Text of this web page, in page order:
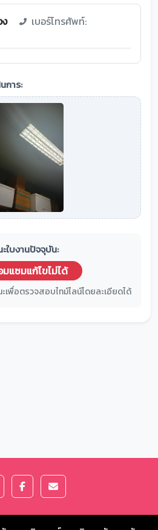
เบอร์โทรศัพท์:
การ:
ใบงานปัจจุบัน:
มแซมแก้ไขไม่ได้
เพื่อตรวจสอบไทม์ไลน์โดยละเอียดได้